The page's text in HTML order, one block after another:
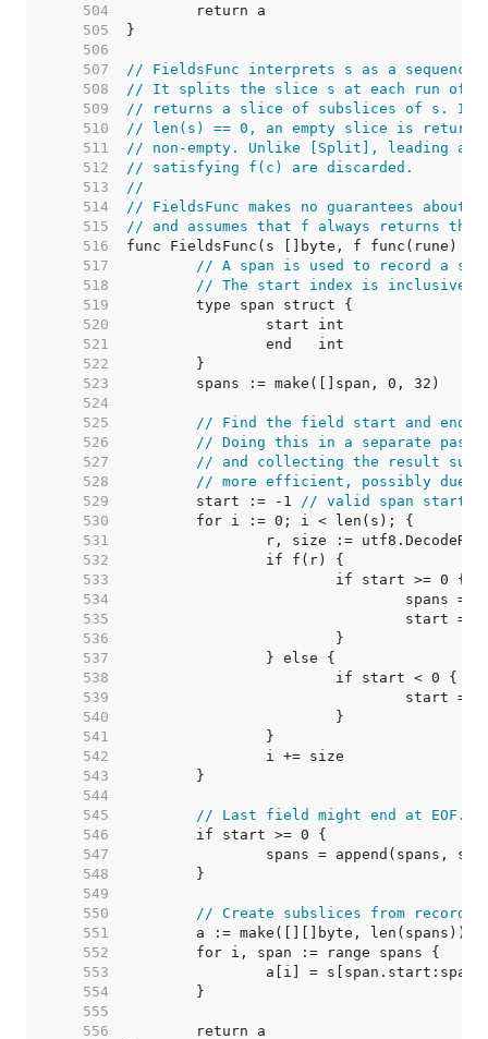
   504
   505
   506
   507
// FieldsFunc interprets s as a sequence
   508
// It splits the slice s at each run of
   509
// returns a slice of subslices of s. If
   510
// len(s) == 0, an empty slice is
   511
// non-empty. Unlike [Split], leading
   512
// satisfying f(c) are discarded.
   513
//
   514
// FieldsFunc makes no guarantees
   515
// and assumes that f always returns the
   516
   517
// A span is used to record a
   518
// The start index is inclusive
   519
   520
   521
   522
   523
   524
   525
// Find the field start and end
   526
// Doing this in a separate
   527
// and collecting the result
   528
// more efficient, possibly due
   529
	start := -1
// valid span start
   530
   531
   532
   533
   534
   535
   536
   537
   538
   539
   540
   541
   542
   543
   544
   545
// Last field might end at EOF.
   546
   547
   548
   549
   550
// Create subslices from
   551
   552
   553
   554
   555
   556